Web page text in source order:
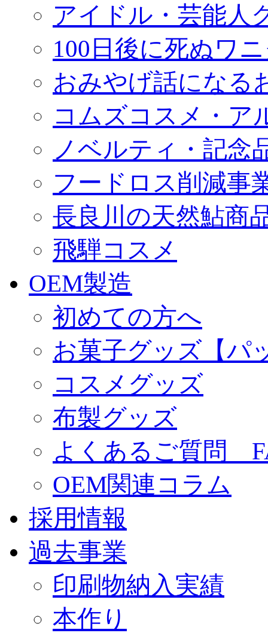
アイドル・芸能人
100日後に死ぬワ
おみやげ話になる
コムズコスメ・ア
ノベルティ・記念
フードロス削減事
長良川の天然鮎商
飛騨コスメ
OEM製造
初めての方へ
お菓子グッズ【パ
コスメグッズ
布製グッズ
よくあるご質問
OEM関連コラム
採用情報
過去事業
印刷物納入実績
本作り